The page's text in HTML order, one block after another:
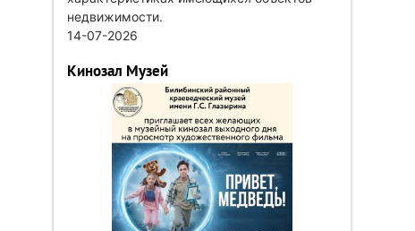
недвижимости.
14-07-2026
Кинозал Музей